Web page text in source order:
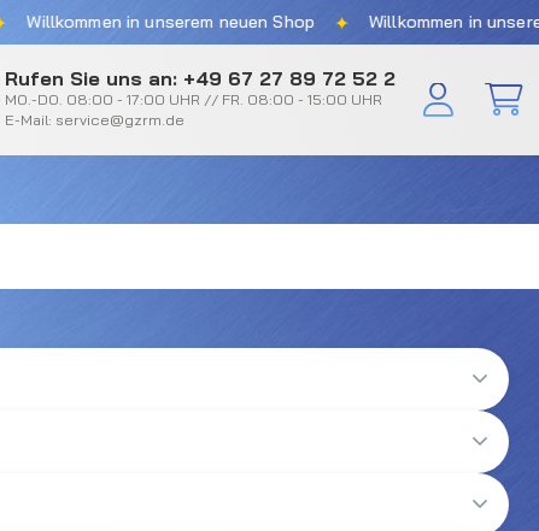
in unserem neuen Shop ✦ Willkommen in unserem
Rufen Sie uns an: +49 67 27 89 72 52 2
MO.-DO. 08:00 - 17:00 UHR // FR. 08:00 - 15:00 UHR
E-Mail: service@gzrm.de